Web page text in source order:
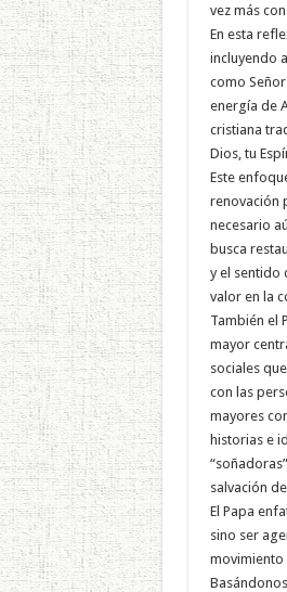
vez más
En esta
incluyendo
como
energía de
cristiana
Dios, tu
Este
renovación
necesario
busca
y el sentido
valor en la
También el
mayor
sociales
con las
mayores
historias e
salvación
El Papa
sino ser
movimiento